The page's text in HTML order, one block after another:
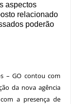
aspectos
relacionado
poderão
– GO contou com
da nova agência
a presença de